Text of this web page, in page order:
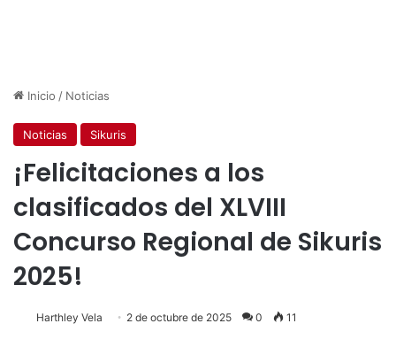
Inicio / Noticias
Noticias Sikuris
¡Felicitaciones a los
clasificados del XLVIII
Concurso Regional de Sikuris
2025!
Harthley Vela 2 de octubre de 2025 0 11